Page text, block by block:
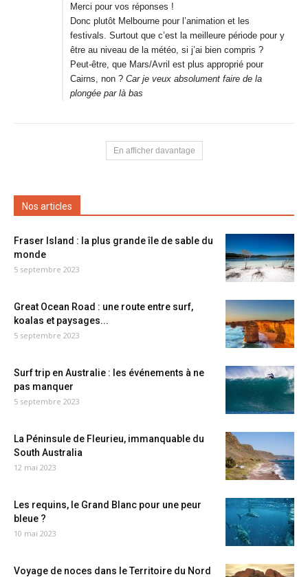
Merci pour vos réponses !
Donc plutôt Melbourne pour l’animation et les
festivals. Surtout que c’est la meilleure période pour y
être au niveau de la météo, si j’ai bien compris ?
Peut-être, que Mars/Avril est plus approprié pour
Cairns, non ? Car je veux absolument faire de la
plongée par là bas
En afficher davantage
Nos articles
Fraser Island : la plus grande île de sable du
monde
5 septembre 2023
Great Ocean Road : une route entre surf,
koalas et paysages...
5 septembre 2023
Surf trip en Australie : les événements à ne
pas manquer
5 septembre 2023
La Péninsule de Fleurieu, immanquable du
South Australia
12 mai 2023
Les requins, le Grand Blanc pour une peur
bleue ?
10 mai 2023
Voyage de noces dans le Territoire du Nord